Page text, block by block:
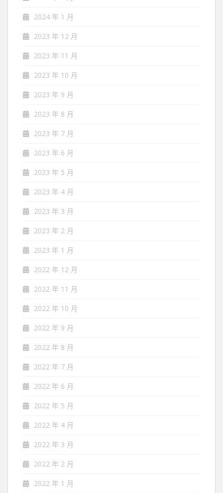
2024 年 1 月
2023 年 12 月
2023 年 11 月
2023 年 10 月
2023 年 9 月
2023 年 8 月
2023 年 7 月
2023 年 6 月
2023 年 5 月
2023 年 4 月
2023 年 3 月
2023 年 2 月
2023 年 1 月
2022 年 12 月
2022 年 11 月
2022 年 10 月
2022 年 9 月
2022 年 8 月
2022 年 7 月
2022 年 6 月
2022 年 5 月
2022 年 4 月
2022 年 3 月
2022 年 2 月
2022 年 1 月